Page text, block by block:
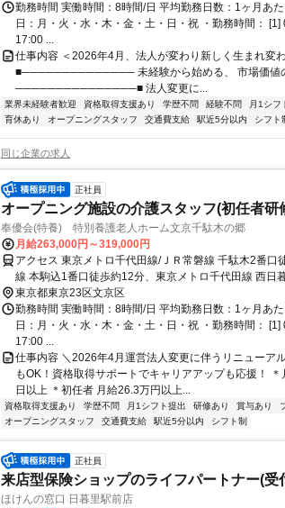
勤務時間 実働時間：8時間/日 平均勤務日数：1ヶ月あ
日：月・火・水・木・金・土・日・祝 ・勤務時間：
17:00 ...
仕事内容 ＜2026年4月、法人が変わり新しく生まれ変
■────────────── 未経験から始める、 市場価値の
───────────────■ 法人変更に...
業界未経験者歓迎 資格取得支援あり 学歴不問 経験不問 月1シフ
育休あり
オープニングスタッフ 交通費支給 駅近5分以内 シフト
同じ企業の求人
正社員
オープニング施設の介護スタッフ(初任者研
奉優会(特養) 特別養護老人ホーム文京千駄木の郷
月給263,000円～319,000円
アクセス 東京メトロ千代田線/ＪＲ常磐線 千駄木2番口
線 本駒込1番口徒歩約12分、東京メトロ千代田線 西日
東京都東京23区文京区
勤務時間 実働時間：8時間/日 平均勤務日数：1ヶ月あ
日：月・火・水・木・金・土・日・祝 ・勤務時間：
17:00 ...
仕事内容 ＼2026年4月運営法人変更に伴うリニューア
もOK！資格取得サポートでキャリアアップも応援！
日以上 ＊初任者 月給26.3万円以上...
資格取得支援あり 学歴不問 月1シフト提出 研修あり 賞与あり
オープニングスタッフ
交通費支給 駅近5分以内 シフト制
正社員
来店型保険ショップのライフパートナー(受
ほけんの窓口 日暮里駅前店